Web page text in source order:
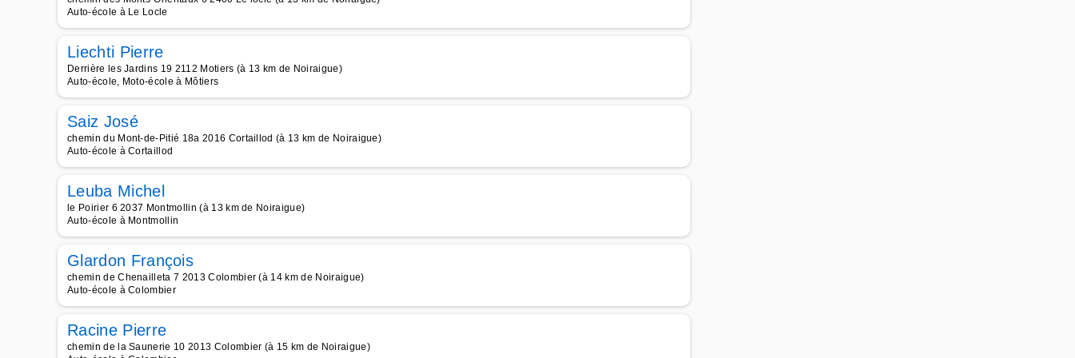
Auto-école à Le Locle
Liechti Pierre
Derrière les Jardins 19 2112 Motiers (à 13 km de Noiraigue)
Auto-école, Moto-école à Môtiers
Saiz José
chemin du Mont-de-Pitié 18a 2016 Cortaillod (à 13 km de Noiraigue)
Auto-école à Cortaillod
Leuba Michel
le Poirier 6 2037 Montmollin (à 13 km de Noiraigue)
Auto-école à Montmollin
Glardon François
chemin de Chenailleta 7 2013 Colombier (à 14 km de Noiraigue)
Auto-école à Colombier
Racine Pierre
chemin de la Saunerie 10 2013 Colombier (à 15 km de Noiraigue)